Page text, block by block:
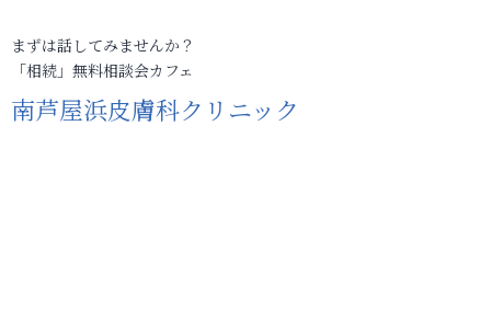
まずは話してみませんか？
「相続」無料相談会カフェ
南芦屋浜皮膚科クリニック